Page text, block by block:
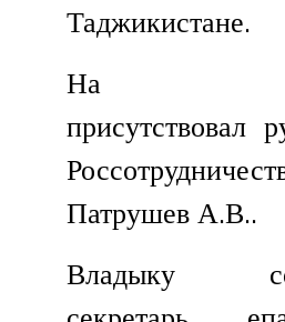
Таджикистане.
На
присутствовал
Патрушев А.В..
Владыку